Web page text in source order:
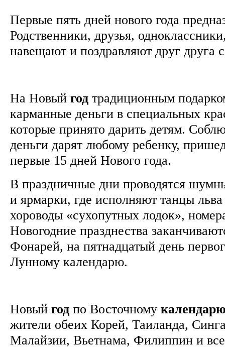
Первые пять дней нового года
Родственники, друзья,
навещают и поздравляют друг
На Новый год традиционным
карманные деньги в специальных
которые принято дарить детям.
деньги дарят любому ребенку,
первые 15 дней Нового года.
В праздничные дни проводятся
и ярмарки, где исполняют танцы
хороводы «сухопутных лодок»,
Новогодние празднества
Фонарей, на пятнадцатый день
Лунному календарю.
Новый год по Восточному
жители обеих Корей, Таиланда,
Малайзии, Вьетнама, Филиппин и